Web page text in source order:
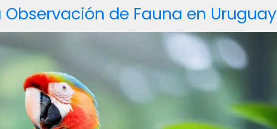
de Fauna en Uruguay